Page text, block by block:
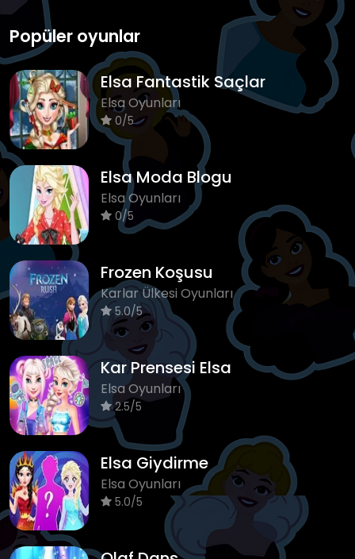
Popüler oyunlar
Elsa Fantastik Saçlar
Elsa Oyunları
0/5
Elsa Moda Blogu
Elsa Oyunları
0/5
Frozen Koşusu
Karlar Ülkesi Oyunları
5.0/5
Kar Prensesi Elsa
Elsa Oyunları
2.5/5
Elsa Giydirme
Elsa Oyunları
5.0/5